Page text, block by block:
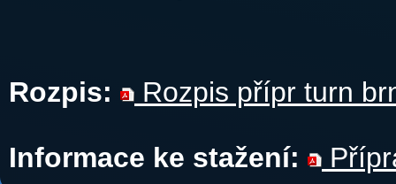
Rozpis: Rozpis přípr turn
Informace ke stažení: